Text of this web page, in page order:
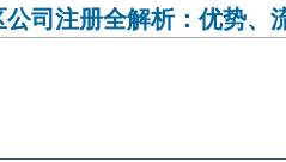
司注册全解析：优势、